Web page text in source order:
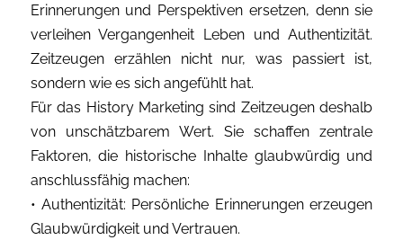
Erinnerungen und Perspektiven ersetzen, denn sie
verleihen Vergangenheit Leben und Authentizität.
Zeitzeugen erzählen nicht nur, was passiert ist,
sondern wie es sich angefühlt hat.
Für das History Marketing sind Zeitzeugen deshalb
von unschätzbarem Wert. Sie schaffen zentrale
Faktoren, die historische Inhalte glaubwürdig und
anschlussfähig machen:
• Authentizität: Persönliche Erinnerungen erzeugen
Glaubwürdigkeit und Vertrauen.